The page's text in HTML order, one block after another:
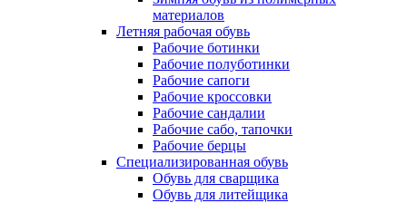
материалов
Летняя рабочая обувь
Рабочие ботинки
Рабочие полуботинки
Рабочие сапоги
Рабочие кроссовки
Рабочие сандалии
Рабочие сабо, тапочки
Рабочие берцы
Специализированная обувь
Обувь для сварщика
Обувь для литейщика